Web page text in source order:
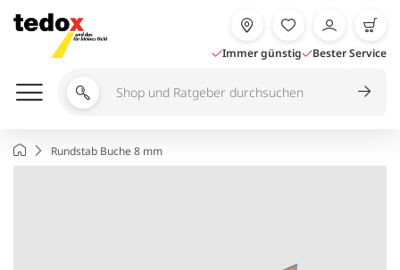
Inhalt
springen
Immer günstig Bester Service
Shop
durchsuchen
StartseiteRundstab Buche 8 mm